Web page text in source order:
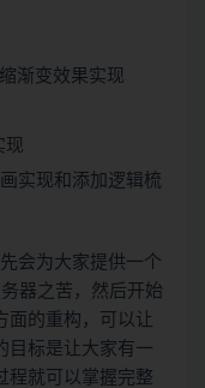
渐变效果实现
现
实现和添加逻辑梳
会为大家提供一个
器之苦，然后开始
面的重构，可以让
目标是让大家有一
程就可以掌握完整